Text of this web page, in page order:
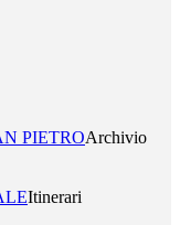
PIETROArchivio
Itinerari